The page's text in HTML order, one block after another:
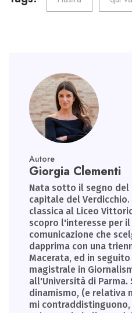
ok n
Autore
Giorgia Clementi
Nata sotto il segno del
capitale del
classica al Liceo
scopro l'interesse per
comunicazione che
dapprima con una
Macerata, ed in
magistrale in
all'Università di
dinamismo, (e relativa
mi contraddistinguono,